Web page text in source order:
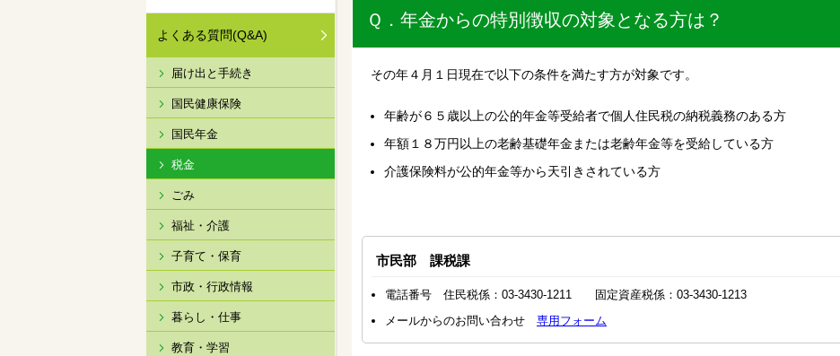
よくある質問(Q&A)
届け出と手続き
国民健康保険
国民年金
税金
ごみ
福祉・介護
子育て・保育
市政・行政情報
暮らし・仕事
教育・学習
Ｑ．年金からの特別徴収の対象となる方は？
その年４月１日現在で以下の条件を満たす方が対象です。
年齢が６５歳以上の公的年金等受給者で個人住民税の納税義務のある方
年額１８万円以上の老齢基礎年金または老齢年金等を受給している方
介護保険料が公的年金等から天引きされている方
市民部 課税課
電話番号 住民税係：03-3430-1211 固定資産税係：03-3430-1213
メールからのお問い合わせ 専用フォーム